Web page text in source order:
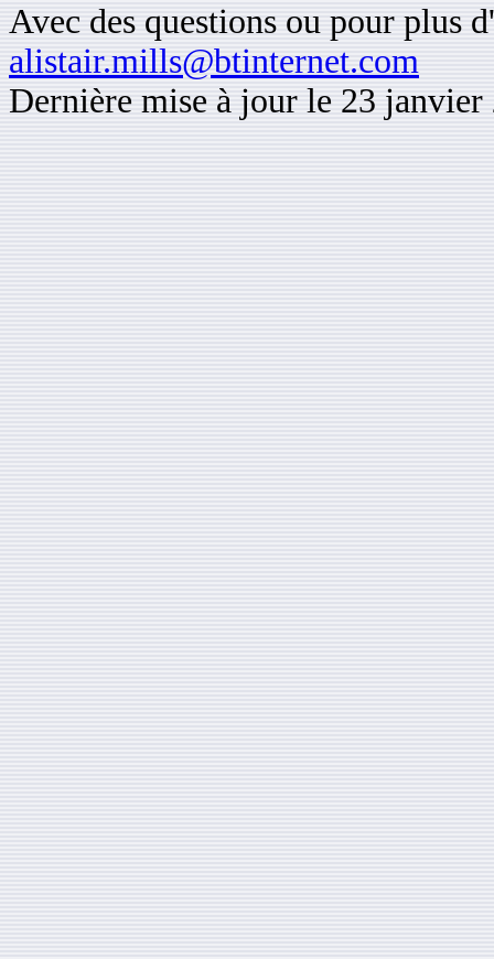
Avec des questions ou pour
alistair.mills@btinternet.com
Dernière mise à jour le 23 janvier